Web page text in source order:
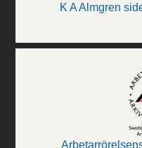
K A Almgren